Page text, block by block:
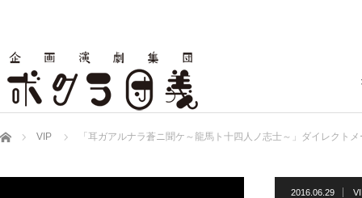
ホーム VIP 「耳ガアルナラ蒼ニ聞ケ～龍馬ト十四人ノ志士～」ダイレクト
2016.06.29